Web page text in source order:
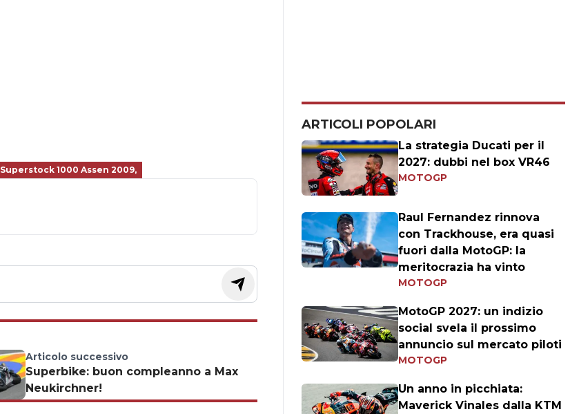
Superstock 1000 Assen 2009,
Articolo successivo
Superbike: buon compleanno a Max
Neukirchner!
ARTICOLI POPOLARI
La strategia Ducati per il
2027: dubbi nel box VR46
MOTOGP
Raul Fernandez rinnova
con Trackhouse, era quasi
fuori dalla MotoGP: la
meritocrazia ha vinto
MOTOGP
MotoGP 2027: un indizio
social svela il prossimo
annuncio sul mercato piloti
MOTOGP
Un anno in picchiata:
Maverick Vinales dalla KTM